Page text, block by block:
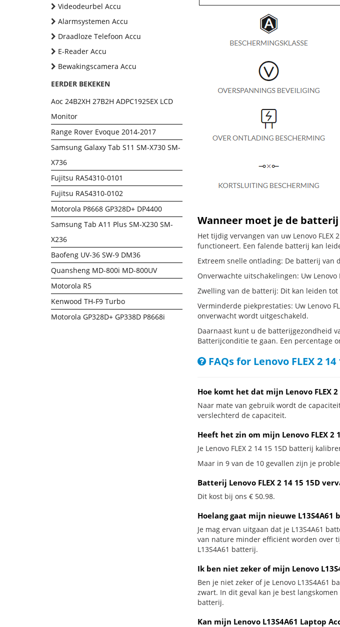
Videodeurbel Accu
Alarmsystemen Accu
Draadloze Telefoon Accu
E-Reader Accu
Bewakingscamera Accu
EERDER BEKEKEN
Aoc 24B2XH 27B2H ADPC1925EX LCD
Monitor
Range Rover Evoque 2014-2017
Samsung Galaxy Tab S11 SM-X730 SM-
X736
Fujitsu RA54310-0101
Fujitsu RA54310-0102
Motorola P8668 GP328D+ DP4400
Samsung Tab A11 Plus SM-X230 SM-
X236
Baofeng UV-36 SW-9 DM36
Quansheng MD-800i MD-800UV
Motorola R5
Kenwood TH-F9 Turbo
Motorola GP328D+ GP338D P8668i
Wanneer moet je de batterij
Het tijdig vervangen van uw Lenovo
functioneert. Een falende batterij kan
Extreem snelle ontlading: De batterij van
Onverwachte uitschakelingen: Uw
Zwelling van de batterij: Dit kan leiden
Verminderde piekprestaties: Uw Lenovo
onverwacht wordt uitgeschakeld.
Daarnaast kunt u de batterijgezondheid
Batterijconditie te gaan. Een percentage
FAQs for Lenovo FLEX 2
Hoe komt het dat mijn Lenovo FLEX
Naar mate van gebruik wordt de
verslechterd de capaciteit.
Heeft het zin om mijn Lenovo FLEX
Je Lenovo FLEX 2 14 15 15D batterij
Maar in 9 van de 10 gevallen zijn je
Batterij Lenovo FLEX 2 14 15 15D
Dit kost bij ons € 50.98.
Hoelang gaat mijn nieuwe L13S4A61
Je mag ervan uitgaan dat je L13S4A61
van nature minder efficiënt worden over
L13S4A61 batterij.
Ik ben niet zeker of mijn Lenovo
Ben je niet zeker of je Lenovo L13S4A61
zwart. In dit geval kan je best
batterij.
Kan mijn Lenovo L13S4A61 Laptop